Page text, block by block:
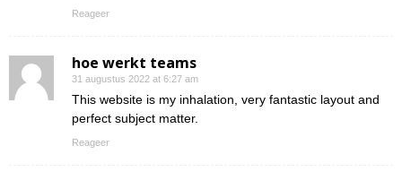
Reageer
hoe werkt teams
31 augustus 2022 at 6:27 am
This website is my inhalation, very fantastic layout and
perfect subject matter.
Reageer